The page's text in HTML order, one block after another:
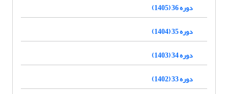
دوره 36 (1405)
دوره 35 (1404)
دوره 34 (1403)
دوره 33 (1402)